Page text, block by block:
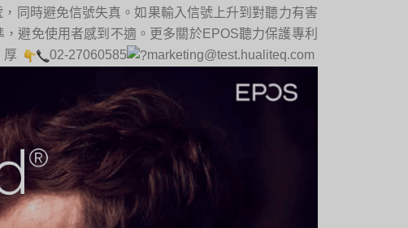
同時避免信號失真。如果輸入信號上升到對聽力有害
避免使用者感到不適。更多關於EPOS聽力保護專利
02-27060585 marketing@test.hualiteq.com